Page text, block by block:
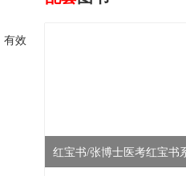
有效
红宝书/张博士医考红宝书